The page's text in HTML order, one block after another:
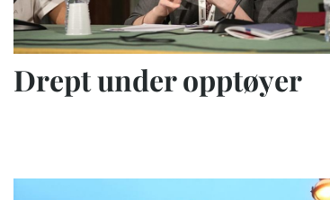
Drept under opptøyer